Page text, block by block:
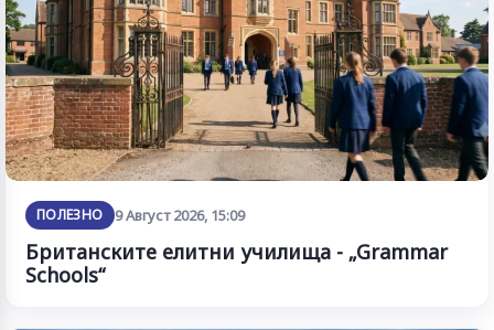
ПОЛЕЗНО 9 Август 2026, 15:09
Британските елитни училища - „Grammar
Schools“